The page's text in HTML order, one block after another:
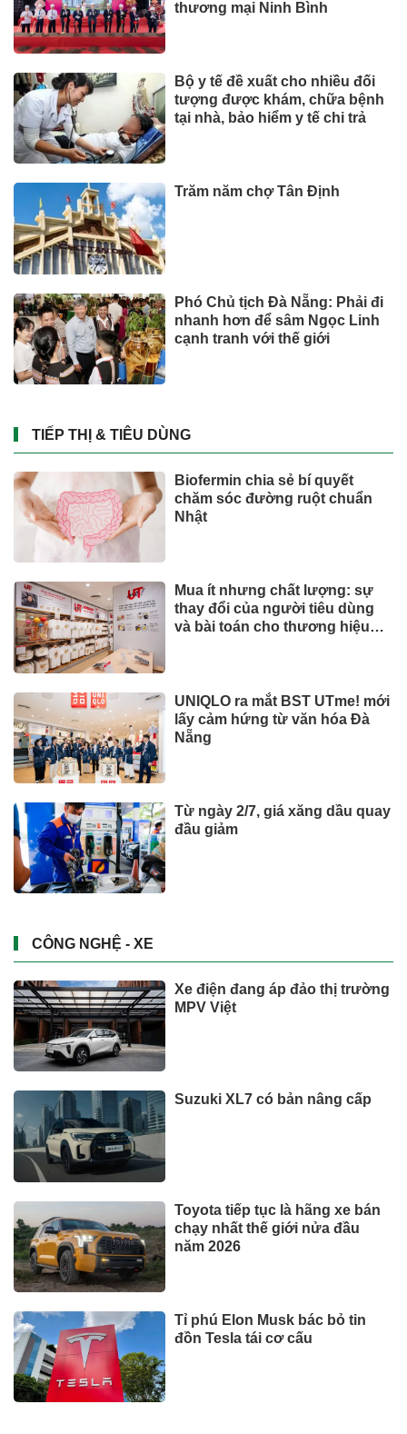
thương mại Ninh Bình
Bộ y tế đề xuất cho nhiều đối
tượng được khám, chữa bệnh
tại nhà, bảo hiểm y tế chi trả
Trăm năm chợ Tân Định
Phó Chủ tịch Đà Nẵng: Phải đi
nhanh hơn để sâm Ngọc Linh
cạnh tranh với thế giới
TIẾP THỊ & TIÊU DÙNG
Biofermin chia sẻ bí quyết
chăm sóc đường ruột chuẩn
Nhật
Mua ít nhưng chất lượng: sự
thay đổi của người tiêu dùng
và bài toán cho thương hiệu
UNIQLO ra mắt BST UTme! mới
lấy cảm hứng từ văn hóa Đà
Nẵng
Từ ngày 2/7, giá xăng dầu quay
đầu giảm
CÔNG NGHỆ - XE
Xe điện đang áp đảo thị trường
MPV Việt
Suzuki XL7 có bản nâng cấp
Toyota tiếp tục là hãng xe bán
chạy nhất thế giới nửa đầu
năm 2026
Tỉ phú Elon Musk bác bỏ tin
đồn Tesla tái cơ cấu